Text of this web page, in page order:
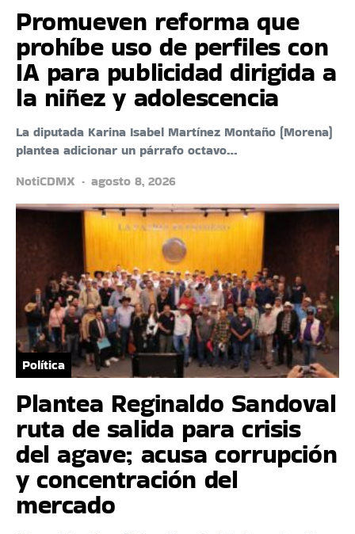
Promueven reforma que
prohíbe uso de perfiles con
IA para publicidad dirigida a
la niñez y adolescencia
La diputada Karina Isabel Martínez Montaño (Morena)
plantea adicionar un párrafo octavo…
NotiCDMX
agosto 8, 2026
Política
Plantea Reginaldo Sandoval
ruta de salida para crisis
del agave; acusa corrupción
y concentración del
mercado